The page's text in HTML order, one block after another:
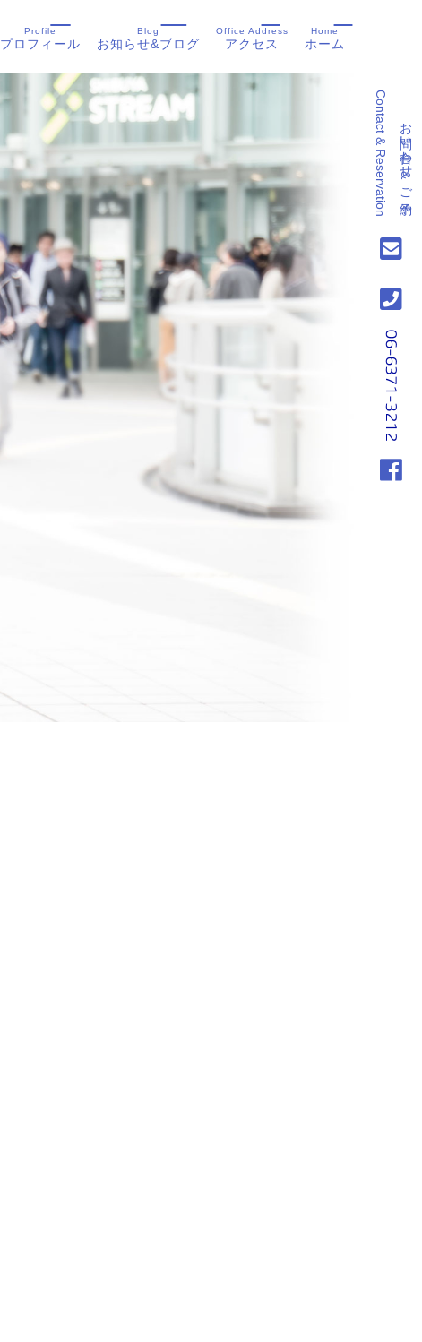
お問い合わせ&ご予約
Contact & Reservation
Profile
プロフィール
Blog
お知らせ&ブログ
Office Address
アクセス
Home
ホーム